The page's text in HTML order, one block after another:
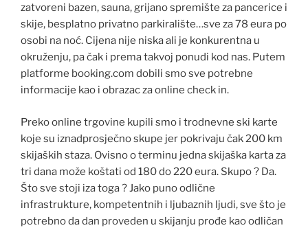
zatvoreni bazen, sauna, grijano spremište za pancerice i
skije, besplatno privatno parkiralište…sve za 78 eura po
osobi na noć. Cijena nije niska ali je konkurentna u
okruženju, pa čak i prema takvoj ponudi kod nas. Putem
platforme booking.com dobili smo sve potrebne
informacije kao i obrazac za online check in.
Preko online trgovine kupili smo i trodnevne ski karte
koje su iznadprosječno skupe jer pokrivaju čak 200 km
skijaških staza. Ovisno o terminu jedna skijaška karta za
tri dana može koštati od 180 do 220 eura. Skupo ? Da.
Što sve stoji iza toga ? Jako puno odlične
infrastrukture, kompetentnih i ljubaznih ljudi, sve što je
potrebno da dan proveden u skijanju prođe kao odličan